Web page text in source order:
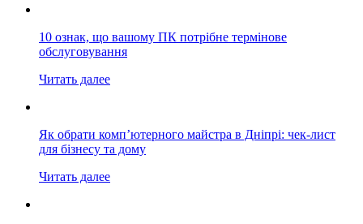
10 ознак, що вашому ПК потрібне термінове
обслуговування
Читать далее
Як обрати комп’ютерного майстра в Дніпрі: чек-лист
для бізнесу та дому
Читать далее